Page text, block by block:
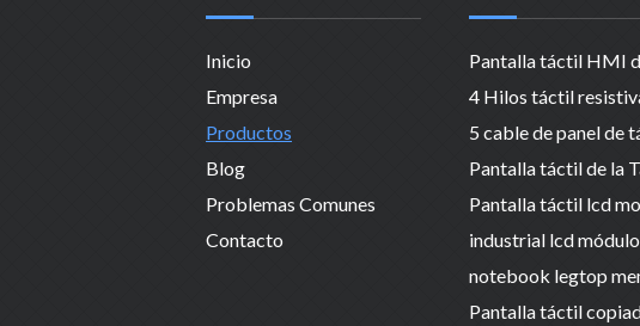
Inicio
Empresa
Productos
Blog
Problemas Comunes
Contacto
industrial lcd módulo